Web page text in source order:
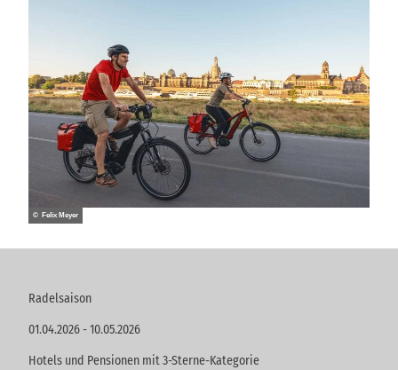
© Felix Meyer
Radelsaison
01.04.2026 - 10.05.2026
Hotels und Pensionen mit 3-Sterne-Kategorie